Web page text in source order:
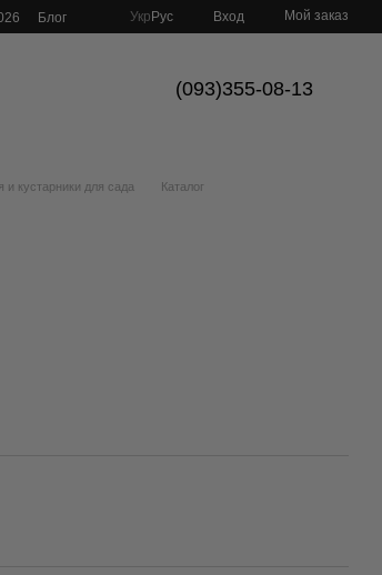
Блог
Укр Рус Вход Мой заказ
(093)355-08-13
кустарники для сада
Каталог